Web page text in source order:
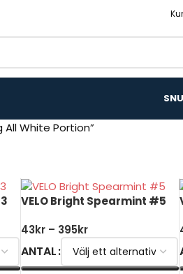
All White Portion”
VELO Bright Spearmint #5
43kr – 395kr
ANTAL